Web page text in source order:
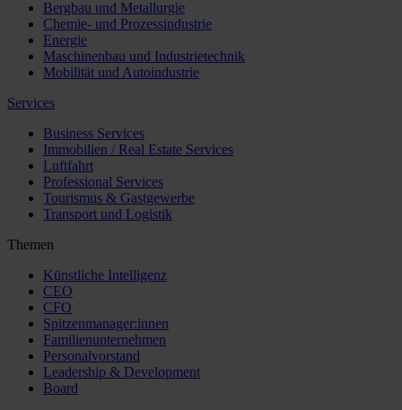
Bergbau und Metallurgie
Chemie- und Prozessindustrie
Energie
Maschinenbau und Industrietechnik
Mobilität und Autoindustrie
Services
Business Services
Immobilien / Real Estate Services
Luftfahrt
Professional Services
Tourismus & Gastgewerbe
Transport und Logistik
Themen
Künstliche Intelligenz
CEO
CFO
Spitzenmanager:innen
Familienunternehmen
Personalvorstand
Leadership & Development
Board